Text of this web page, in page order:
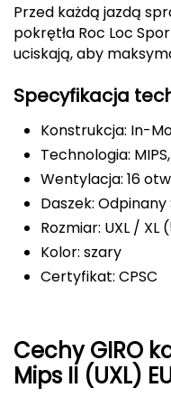
GIVOVA
Gear Aid
Gerber
Giant Dragon
Gilmonte
Giro
Granger's
Przed każdą jazdą
pokrętła Roc Loc
uciskają, aby
Specyfikacja
Konstrukcja: In-
Technologia:
Wentylacja: 16
Daszek:
Rozmiar: UXL /
Kolor: szary
Certyfikat: CPSC
Cechy GIRO
Mips II (UXL)